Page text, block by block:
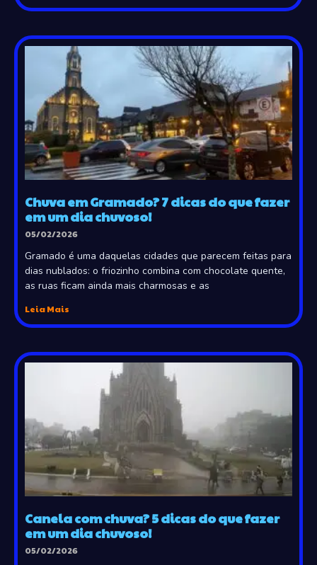
Chuva em Gramado? 7 dicas do que fazer
em um dia chuvoso!
05/02/2026
Gramado é uma daquelas cidades que parecem feitas para
dias nublados: o friozinho combina com chocolate quente,
as ruas ficam ainda mais charmosas e as
Leia Mais
Canela com chuva? 5 dicas do que fazer
em um dia chuvoso!
05/02/2026